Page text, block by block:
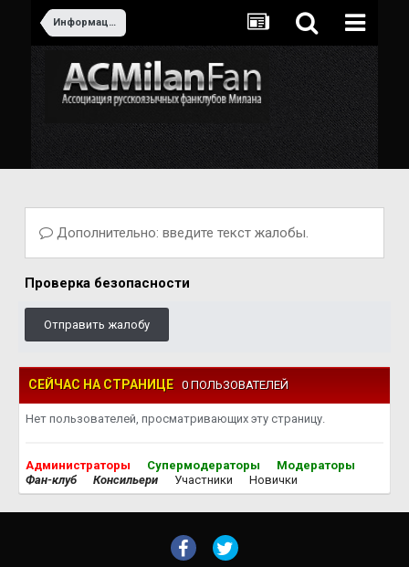
Информация
Дополнительно: введите текст жалобы.
Проверка безопасности
Отправить жалобу
СЕЙЧАС НА СТРАНИЦЕ 0 ПОЛЬЗОВАТЕЛЕЙ
Нет пользователей, просматривающих эту страницу.
Администраторы Супермодераторы
Модераторы
Фан-клуб
Консильери Участники Новички